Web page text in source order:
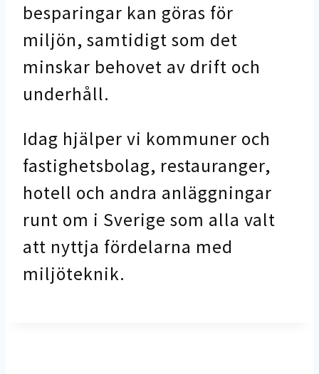
besparingar kan göras för
miljön, samtidigt som det
minskar behovet av drift och
underhåll.
Idag hjälper vi kommuner och
fastighetsbolag, restauranger,
hotell och andra anläggningar
runt om i Sverige som alla valt
att nyttja fördelarna med
miljöteknik.